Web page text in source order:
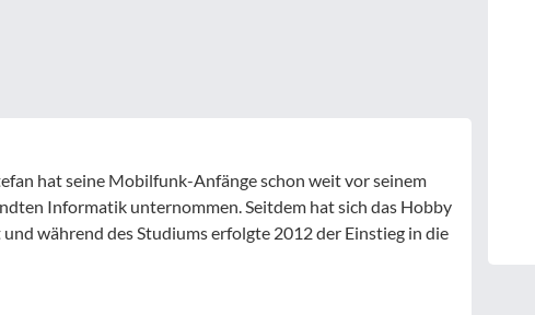
hat seine Mobilfunk-Anfänge schon weit vor seinem
Informatik unternommen. Seitdem hat sich das Hobby
während des Studiums erfolgte 2012 der Einstieg in die